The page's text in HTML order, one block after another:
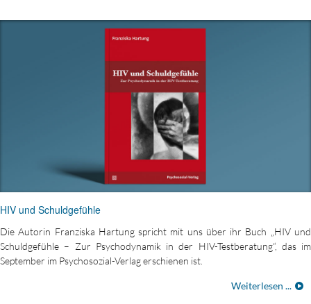
HIV und Schuldgefühle
Die Autorin Franziska Hartung spricht mit uns über ihr Buch „HIV und
Schuldgefühle – Zur Psychodynamik in der HIV-Testberatung“, das im
September im Psychosozial-Verlag erschienen ist.
Weiterlesen ...